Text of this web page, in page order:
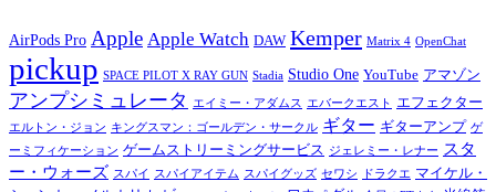
AirPods Pro Apple Apple Watch DAW Kemper Matrix 4 OpenChat
pickup SPACE PILOT X RAY GUN Stadia Studio One YouTube アマゾン
アンプシミュレータ エイミー・アダムス エバークエスト エフェクター
エルトン・ジョン キングスマン：ゴールデン・サークル ギター ギターアンプ ゲ
ーミフィケーション ゲームストリーミングサービス ジェレミー・レナー
スタ
ー・ウォーズ スパイ スパイアイテム スパイグッズ セワシ ドラクエ マイケル・